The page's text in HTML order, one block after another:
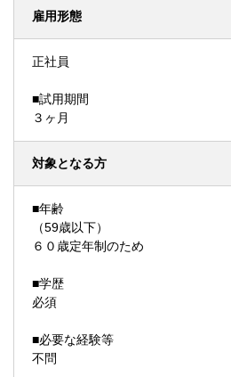
雇用形態
正社員
■試用期間
３ヶ月
対象となる方
■年齢
（59歳以下）
６０歳定年制のため
■学歴
必須
■必要な経験等
不問